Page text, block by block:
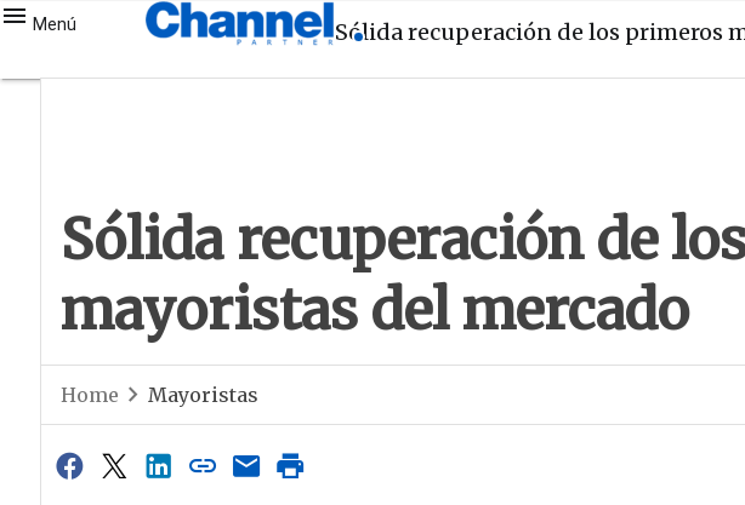
Menú Sólida recuperación de los primeros
Sólida recuperación de
mayoristas del mercado
Home Mayoristas